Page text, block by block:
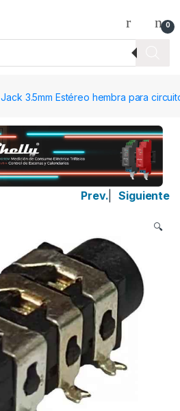
0
Jack 3.5mm Estéreo hembra para
Prev. Siguiente
🔍